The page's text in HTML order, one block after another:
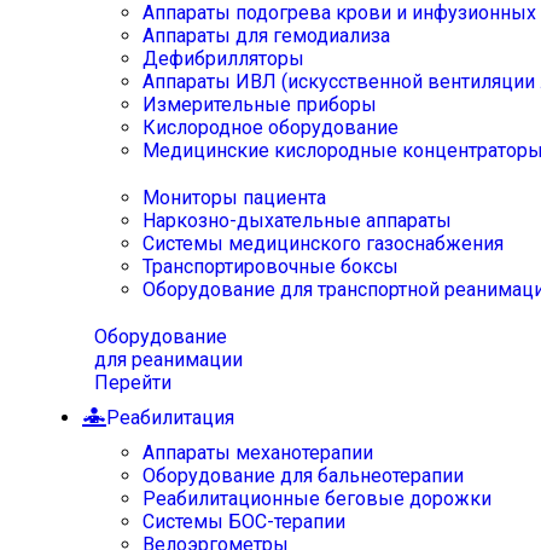
Аппараты подогрева крови и инфузионных
Аппараты для гемодиализа
Дефибрилляторы
Аппараты ИВЛ (искусственной вентиляции
Измерительные приборы
Кислородное оборудование
Медицинские кислородные
Мониторы пациента
Наркозно-дыхательные аппараты
Системы медицинского газоснабжения
Транспортировочные боксы
Оборудование для транспортной
Оборудование
для реанимации
Перейти
Реабилитация
Аппараты механотерапии
Оборудование для бальнеотерапии
Реабилитационные беговые дорожки
Системы БОС-терапии
Велоэргометры